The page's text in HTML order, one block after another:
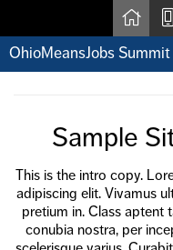
OhioMeansJobs
For Jobseekers
For Employers
For Youth & Young Adults
Other Resources
Sample
This is the intro copy.
adipiscing elit. Vivamus
pretium in. Class aptent
conubia nostra, per